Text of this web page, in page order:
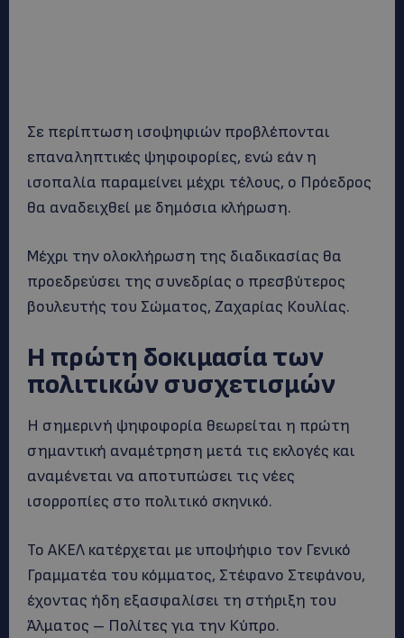
Σε περίπτωση ισοψηφιών προβλέπονται
επαναληπτικές ψηφοφορίες, ενώ εάν η
ισοπαλία παραμείνει μέχρι τέλους, ο Πρόεδρος
θα αναδειχθεί με δημόσια κλήρωση.
Μέχρι την ολοκλήρωση της διαδικασίας θα
προεδρεύσει της συνεδρίας ο πρεσβύτερος
βουλευτής του Σώματος, Ζαχαρίας Κουλίας.
Η πρώτη δοκιμασία των
πολιτικών συσχετισμών
Η σημερινή ψηφοφορία θεωρείται η πρώτη
σημαντική αναμέτρηση μετά τις εκλογές και
αναμένεται να αποτυπώσει τις νέες
ισορροπίες στο πολιτικό σκηνικό.
Το ΑΚΕΛ κατέρχεται με υποψήφιο τον Γενικό
Γραμματέα του κόμματος, Στέφανο Στεφάνου,
έχοντας ήδη εξασφαλίσει τη στήριξη του
Άλματος – Πολίτες για την Κύπρο.